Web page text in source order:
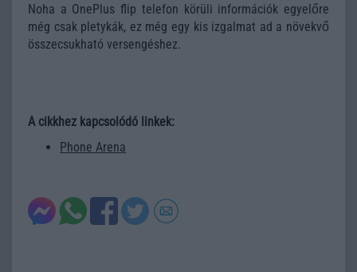
Noha a OnePlus flip telefon körüli információk egyelőre
még csak pletykák, ez még egy kis izgalmat ad a növekvő
összecsukható versengéshez.
A cikkhez kapcsolódó linkek:
Phone Arena